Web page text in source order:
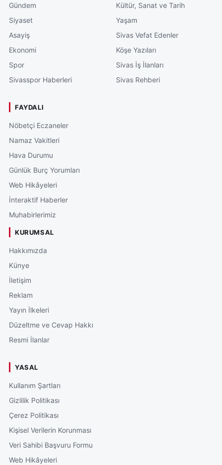
Gündem
Siyaset
Asayiş
Ekonomi
Spor
Sivasspor Haberleri
Kültür, Sanat ve Tarih
Yaşam
Sivas Vefat Edenler
Köşe Yazıları
Sivas İş İlanları
Sivas Rehberi
FAYDALI
Nöbetçi Eczaneler
Namaz Vakitleri
Hava Durumu
Günlük Burç Yorumları
Web Hikâyeleri
İnteraktif Haberler
Muhabirlerimiz
KURUMSAL
Hakkımızda
Künye
İletişim
Reklam
Yayın İlkeleri
Düzeltme ve Cevap Hakkı
Resmi İlanlar
YASAL
Kullanım Şartları
Gizlilik Politikası
Çerez Politikası
Kişisel Verilerin Korunması
Veri Sahibi Başvuru Formu
Web Hikâyeleri